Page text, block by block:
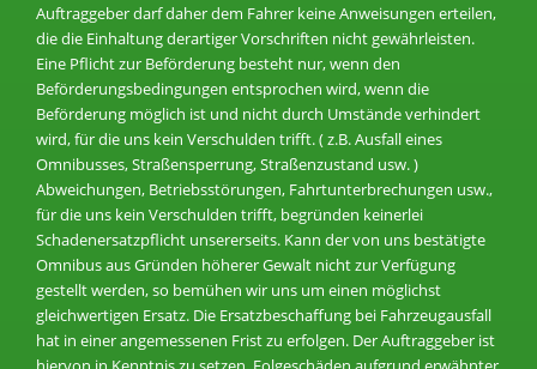
Auftraggeber darf daher dem Fahrer keine Anweisungen erteilen,
die die Einhaltung derartiger Vorschriften nicht gewährleisten.
Eine Pflicht zur Beförderung besteht nur, wenn den
Beförderungsbedingungen entsprochen wird, wenn die
Beförderung möglich ist und nicht durch Umstände verhindert
wird, für die uns kein Verschulden trifft. ( z.B. Ausfall eines
Omnibusses, Straßensperrung, Straßenzustand usw. )
Abweichungen, Betriebsstörungen, Fahrtunterbrechungen usw.,
für die uns kein Verschulden trifft, begründen keinerlei
Schadenersatzpflicht unsererseits. Kann der von uns bestätigte
Omnibus aus Gründen höherer Gewalt nicht zur Verfügung
gestellt werden, so bemühen wir uns um einen möglichst
gleichwertigen Ersatz. Die Ersatzbeschaffung bei Fahrzeugausfall
hat in einer angemessenen Frist zu erfolgen. Der Auftraggeber ist